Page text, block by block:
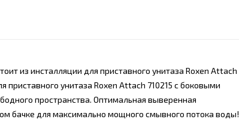
из инсталляции для приставного унитаза Roxen Attach
приставного унитаза Roxen Attach 710215 с боковыми
пространства. Оптимальная выверенная
бачке для максимально мощного смывного потока воды!